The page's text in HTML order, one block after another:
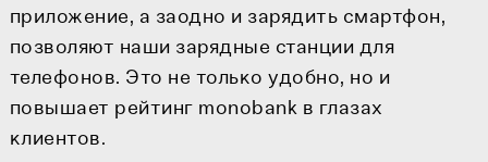
приложение, а заодно и зарядить смартфон,
позволяют наши зарядные станции для
телефонов. Это не только удобно, но и
повышает рейтинг monobank в глазах
клиентов.